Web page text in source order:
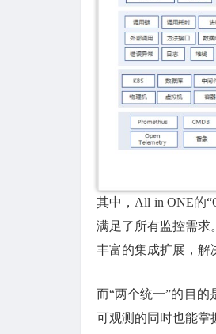
其中，All in ONE的
满足了所有监控需求
丰富的集成扩展，解
而“两个统一”的目
可观测的同时也能掌